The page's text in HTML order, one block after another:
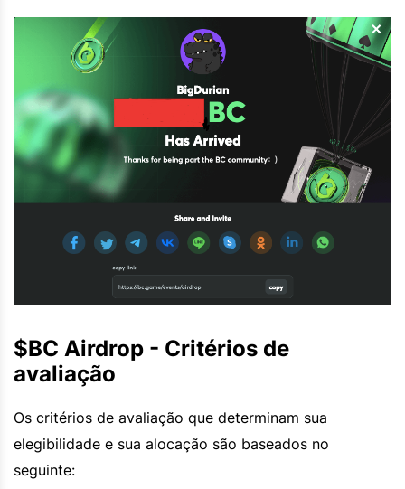
$BC Airdrop - Critérios de
avaliação
Os critérios de avaliação que determinam sua
elegibilidade e sua alocação são baseados no
seguinte: